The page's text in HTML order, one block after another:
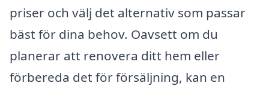
priser och välj det alternativ som passar
bäst för dina behov. Oavsett om du
planerar att renovera ditt hem eller
förbereda det för försäljning, kan en